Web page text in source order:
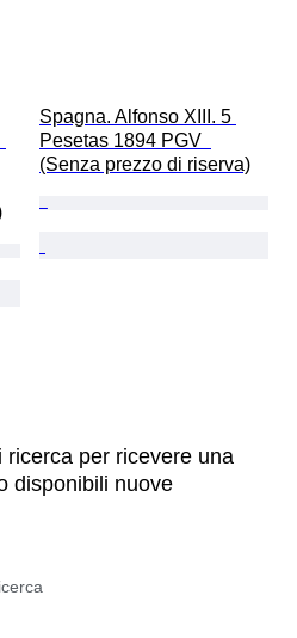
Spagna. Alfonso XIII. 5
Pesetas 1894 PGV
(Senza prezzo di riserva)
ricerca per ricevere una
disponibili nuove